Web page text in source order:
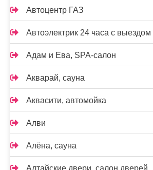
Автоцентр ГАЗ
Автоэлектрик 24 часа с выездом
Адам и Ева, SPA-салон
Акварай, сауна
Аквасити, автомойка
Алви
Алёна, сауна
Алтайские двери, салон дверей